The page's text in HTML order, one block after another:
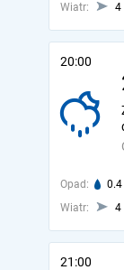
Wiatr:
4
20:00
Opad:
Wiatr:
4
21:00